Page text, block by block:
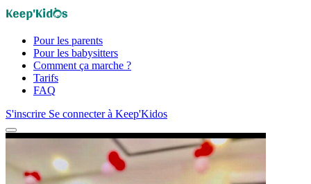
Pour les parents
Pour les babysitters
Comment ça marche ?
Tarifs
FAQ
S'inscrire Se connecter à Keep'Kidos